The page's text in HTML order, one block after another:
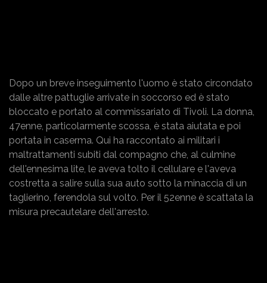
Dopo un breve inseguimento l'uomo è stato circondato
dalle altre pattuglie arrivate in soccorso ed è stato
bloccato e portato al commissariato di Tivoli. La donna,
47enne, particolarmente scossa, è stata aiutata e poi
portata in caserma. Qui ha raccontato ai militari i
maltrattamenti subiti dal compagno che, al culmine
dell'ennesima lite, le aveva tolto il cellulare e l'aveva
costretta a salire sulla sua auto sotto la minaccia di un
taglierino, ferendola sul volto. Per il 52enne è scattata la
misura precautelare dell'arresto.